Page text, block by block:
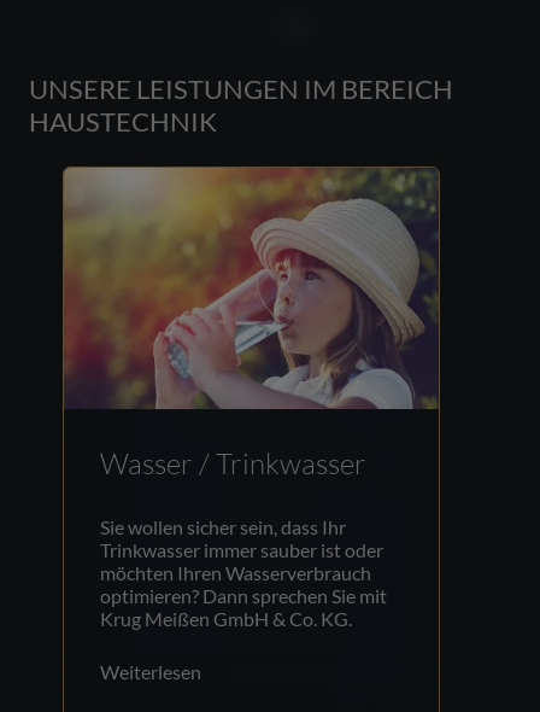
UNSERE LEISTUNGEN IM BEREICH
HAUSTECHNIK
Wasser / Trinkwasser
Sie wollen sicher sein, dass Ihr
Trinkwasser immer sauber ist oder
möchten Ihren Wasserverbrauch
optimieren? Dann sprechen Sie mit
Krug Meißen GmbH & Co. KG.
Weiterlesen